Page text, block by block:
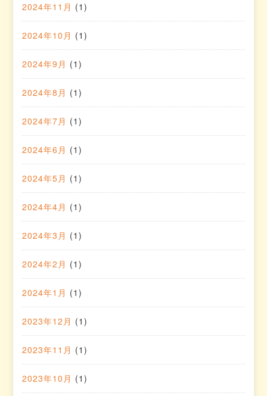
2024年11月 (1)
2024年10月 (1)
2024年9月 (1)
2024年8月 (1)
2024年7月 (1)
2024年6月 (1)
2024年5月 (1)
2024年4月 (1)
2024年3月 (1)
2024年2月 (1)
2024年1月 (1)
2023年12月 (1)
2023年11月 (1)
2023年10月 (1)